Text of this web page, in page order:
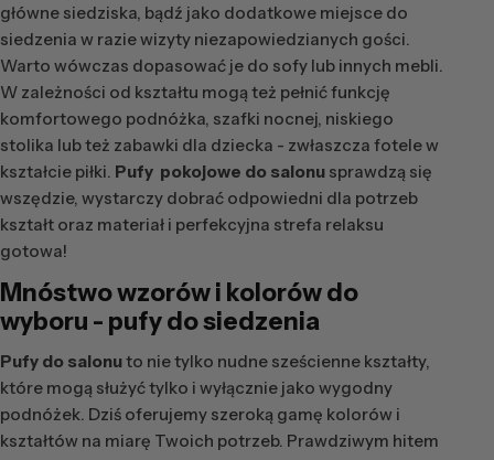
główne siedziska, bądź jako dodatkowe miejsce do
siedzenia w razie wizyty niezapowiedzianych gości.
Warto wówczas dopasować je do sofy lub innych mebli.
W zależności od kształtu mogą też pełnić funkcję
komfortowego podnóżka, szafki nocnej, niskiego
stolika lub też zabawki dla dziecka - zwłaszcza fotele w
kształcie piłki. Pufy pokojowe do salonu sprawdzą się
wszędzie, wystarczy dobrać odpowiedni dla potrzeb
kształt oraz materiał i perfekcyjna strefa relaksu
gotowa!
Mnóstwo wzorów i kolorów do
wyboru - pufy do siedzenia
Pufy do salonuto nie tylko nudne sześcienne kształty,
które mogą służyć tylko i wyłącznie jako wygodny
podnóżek. Dziś oferujemy szeroką gamę kolorów i
kształtów na miarę Twoich potrzeb. Prawdziwym hitem